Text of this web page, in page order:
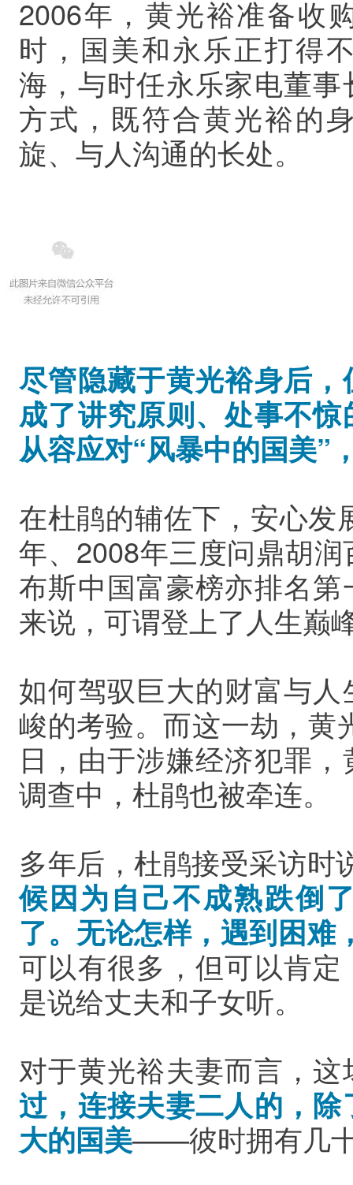
2006年，黄光裕准备收
时，国美和永乐正打得
海，与时任永乐家电董
方式，既符合黄光裕的
旋、与人沟通的长处。
尽管隐藏于黄光裕身后
成了讲究原则、处事不
从容应对“风暴中的国美”
在杜鹃的辅佐下，安心发
年、2008年三度问鼎胡
布斯中国富豪榜亦排名
来说，可谓登上了人生巅
如何驾驭巨大的财富与
峻的考验。而这一劫，黄
日，由于涉嫌经济犯罪
调查中，杜鹃也被牵连。
多年后，杜鹃接受采访时
候因为自己不成熟跌倒
了。无论怎样，遇到困难
可以有很多，但可以肯
是说给丈夫和子女听。
对于黄光裕夫妻而言，
过，连接夫妻二人的，
大的国美——彼时拥有几